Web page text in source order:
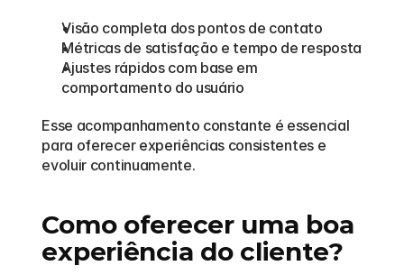
Visão completa dos pontos de contato
Métricas de satisfação e tempo de resposta
Ajustes rápidos com base em
comportamento do usuário
Esse acompanhamento constante é essencial
para oferecer experiências consistentes e
evoluir continuamente.
Como oferecer uma boa
experiência do cliente?